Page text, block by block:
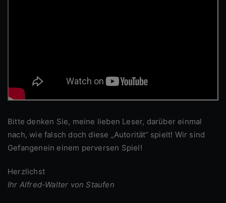
Bitte denken Sie, meine lieben Leser, darüber einmal
nach, wie falsch doch diese „Autorität“ spielt! Wir sind
Gefangenein einem perversen Spiel!
Herzlichst
Ihr Alfred-Walter von Staufen